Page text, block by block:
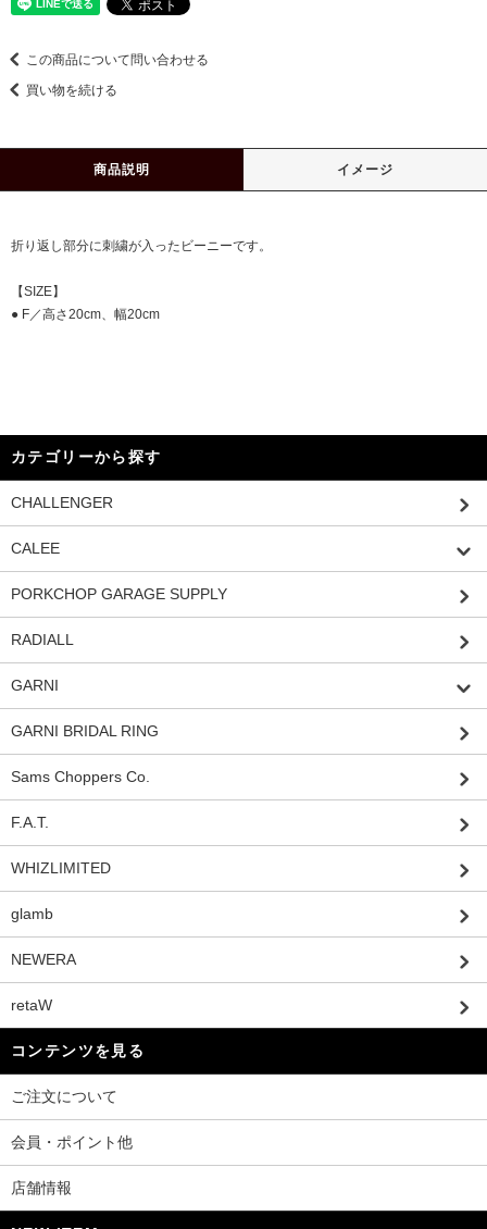
この商品について問い合わせる
買い物を続ける
商品説明 イメージ
折り返し部分に刺繍が入ったビーニーです。
【SIZE】
● F／高さ20cm、幅20cm
カテゴリーから探す
CHALLENGER
CALEE
PORKCHOP GARAGE SUPPLY
RADIALL
GARNI
GARNI BRIDAL RING
Sams Choppers Co.
F.A.T.
WHIZLIMITED
glamb
NEWERA
retaW
コンテンツを見る
ご注文について
会員・ポイント他
店舗情報